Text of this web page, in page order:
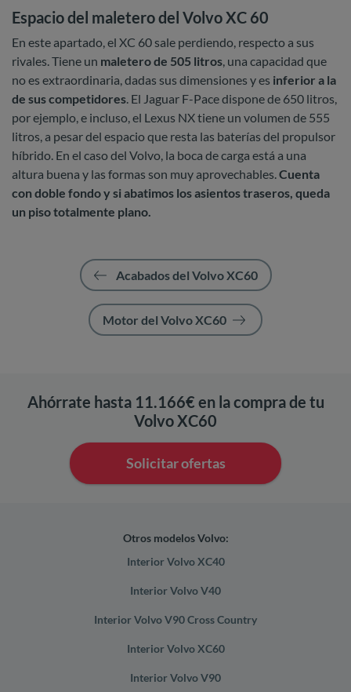
Espacio del maletero del Volvo XC 60
En este apartado, el XC 60 sale perdiendo, respecto a sus
rivales. Tiene un maletero de 505 litros, una capacidad que
no es extraordinaria, dadas sus dimensiones y es inferior a la
de sus competidores. El Jaguar F-Pace dispone de 650 litros,
por ejemplo, e incluso, el Lexus NX tiene un volumen de 555
litros, a pesar del espacio que resta las baterías del propulsor
híbrido. En el caso del Volvo, la boca de carga está a una
altura buena y las formas son muy aprovechables.Cuenta
con doble fondo y si abatimos los asientos traseros, queda
un piso totalmente plano.
Acabados del Volvo XC60
Motor del Volvo XC60
Ahórrate hasta 11.166€ en la compra de tu
Volvo XC60
Solicitar ofertas
Otros modelos Volvo:
Interior Volvo XC40
Interior Volvo V40
Interior Volvo V90 Cross Country
Interior Volvo XC60
Interior Volvo V90